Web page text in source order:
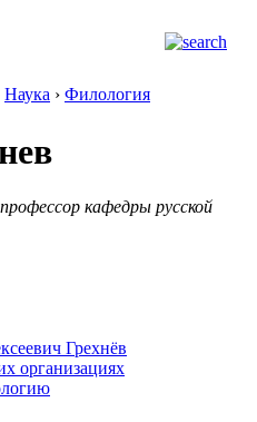
Наука › Филология
кафедры русской
Грехнёв
организациях